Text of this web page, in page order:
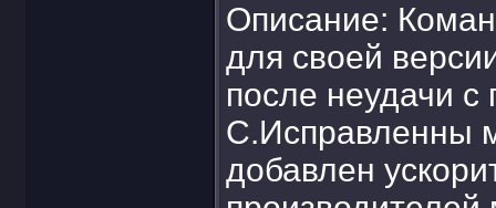
Описание:
для своей
после неудачи
C.Исправленны
добавлен